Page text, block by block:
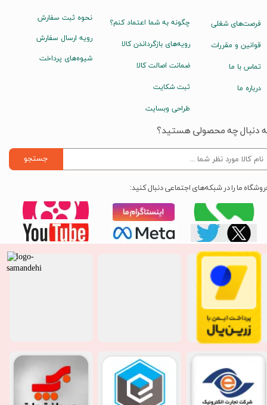
نحوه ثبت سفارش
رویه ارسال سفارش
شیوه‌های پرداخت
چگونه به شما اعتماد کنم؟
رویه‌های بازگرداندن کالا
ضمانت اصالت کالا
ثبت شکایت
طراحی وبسایت
فرصت‌های شغلی
قوانین و مقررات
تماس با ما
درباره ما
دنبال چه محصولی هستید؟
جستجو
ما را در شبکه‌های اجتماعی دنبال کنید: